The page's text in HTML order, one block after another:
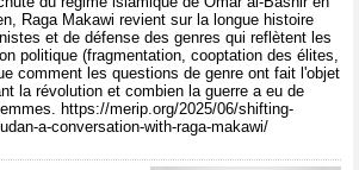
Raga Makawi revient sur la longue histoire
et de défense des genres qui reflètent les
politique (fragmentation, cooptation des élites,
comment les questions de genre ont fait l'objet
la révolution et combien la guerre a eu de
https://merip.org/2025/06/shifting-
a-conversation-with-raga-makawi/